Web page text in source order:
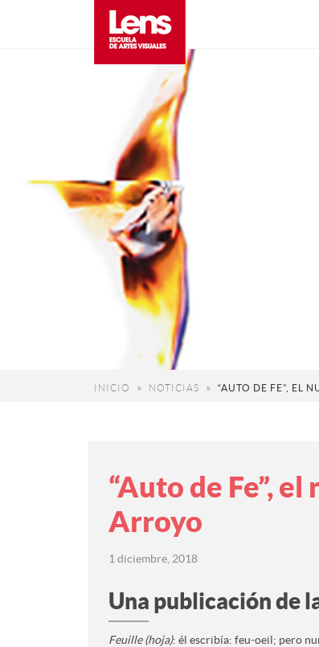
INICIO NOTICIAS “AUTO DE FE”, EL
“Auto de Fe”,
Arroyo
1 diciembre, 2018
Una publicación de
Feuille (hoja): él escribía: feu-oeil; pero